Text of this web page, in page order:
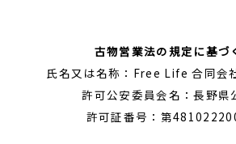
古物営業法の規定に基づ
氏名又は名称：Free Life 合同
許可公安委員会名：長野県
許可証番号：第